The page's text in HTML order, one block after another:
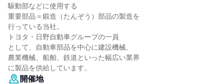
駆動部などに使用する
重要部品＝鍛造（たんぞう）部品の製造を
行っている当社。
トヨタ・日野自動車グループの一員
として、自動車部品を中心に建設機械、
農業機械、船舶、鉄道といった幅広い業界
に製品を供給しています。
開催地